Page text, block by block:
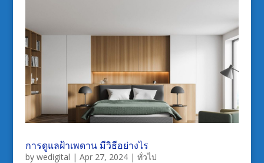
การดูแลฝ้าเพดาน มีวิธีอย่างไร
by wedigital | Apr 27, 2024| ทั่วไป